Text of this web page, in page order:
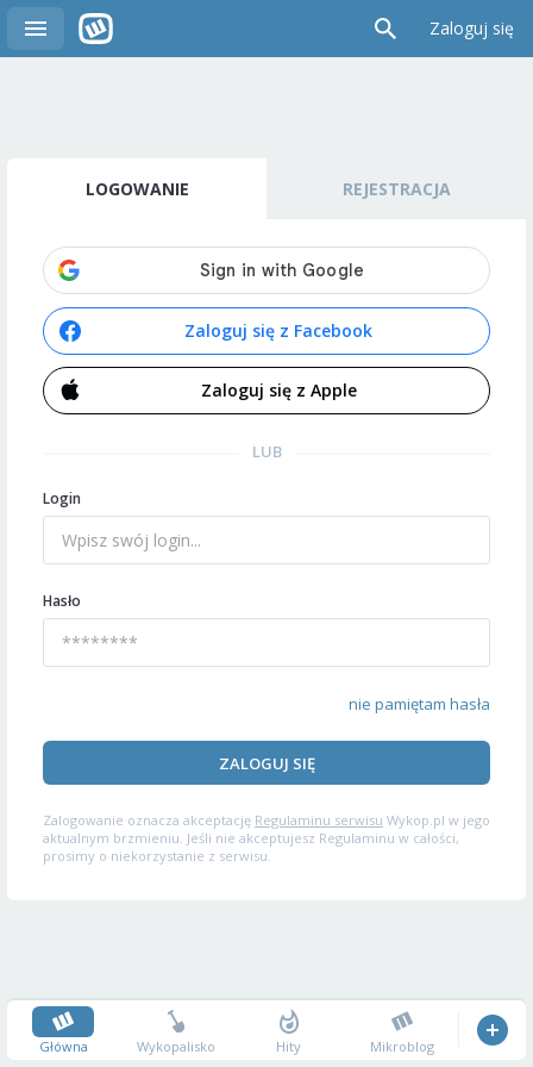
Zaloguj się
LOGOWANIE REJESTRACJA
Zaloguj się z Facebook
Zaloguj się z Apple
LUB
Login
Hasło
nie pamiętam hasła
ZALOGUJ SIĘ
Zalogowanie oznacza akceptację Regulaminu serwisu Wykop.pl w jego
aktualnym brzmieniu. Jeśli nie akceptujesz Regulaminu w całości,
prosimy o niekorzystanie z serwisu.
Główna Wykopalisko Hity Mikroblog